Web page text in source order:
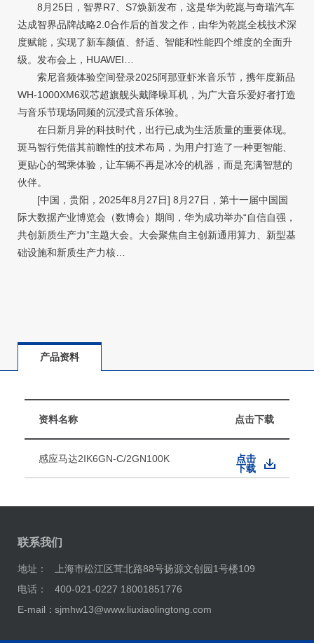
8月25日，智界R7、S7焕新发布，这是华为乾崑与奇瑞汽车
达成智界品牌战略2.0合作后的首发之作，由华为乾崑全栈技术深
度赋能，实现了新车颜值、舒适、智能和性能四个维度的全面升
级。发布会上，HUAWEI…
索尼音频体验空间登录2025阿那亚虾米音乐节，携年度新品
WH-1000XM6双芯超旗舰头戴降噪耳机，为广大音乐爱好者打造
与音乐节现场同频的沉浸式音乐体验。
在日新月异的科技时代，出行已成为生活质量的重要体现。
斑马智行凭借其前瞻性的技术布局，为用户打造了一种更智能、
更贴心的驾乘体验，让车辆不再是冰冷的机器，而是充满智慧的
伙伴。
[中国，贵阳，2025年8月27日] 8月27日，第十一届中国国
际大数据产业博览会（数博会）期间，华为成功举办“自信自强，
共创新质生产力”主题大会。大会聚焦自主创新通用算力、新型基
础设施和新质生产力核…
产品资料
资料名称 点击下载
感应马达2IK6GN-C/2GN100K
点击
下载
联系我们
地址：
上海市松江区茸北路88号扬源文创园1号楼109
电话：
400-021-0227 18001851776
E-mail：sjmhw13@www.liuxiaolingtong.com